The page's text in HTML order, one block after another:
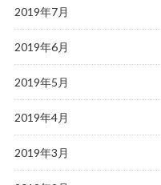
2019年7月
2019年6月
2019年5月
2019年4月
2019年3月